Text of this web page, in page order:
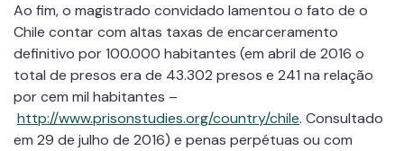
Ao fim, o magistrado convidado lamentou o fato de o
Chile contar com altas taxas de encarceramento
definitivo por 100.000 habitantes (em abril de 2016 o
total de presos era de 43.302 presos e 241 na relação
por cem mil habitantes –
http://www.prisonstudies.org/country/chile. Consultado
em 29 de julho de 2016) e penas perpétuas ou com